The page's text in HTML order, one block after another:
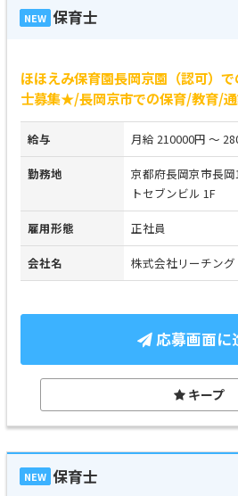
NEW 保育士
ほほえみ保育園長岡京園（認可）
士募集★/長岡京市での保育/教育/
給与 月給 210000円 ～
勤務地
京都府長岡京市長
トセブンビル 1F
雇用形態 正社員
会社名 株式会社リーチング
応募画面に
キープ
NEW 保育士